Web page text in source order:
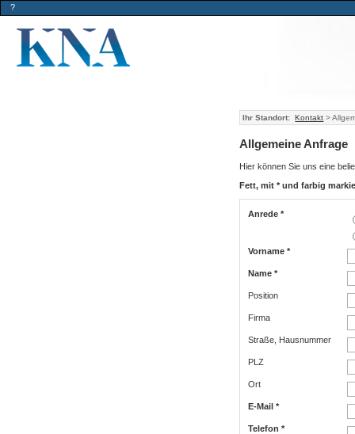
?
Ihr Standort: Kontakt >
Allgemeine Anfrage
Hier können Sie uns eine
Fett, mit * und farbig
Anrede *
Vorname *
Name *
Position
Firma
Straße, Hausnummer
PLZ
Ort
E-Mail *
Telefon *